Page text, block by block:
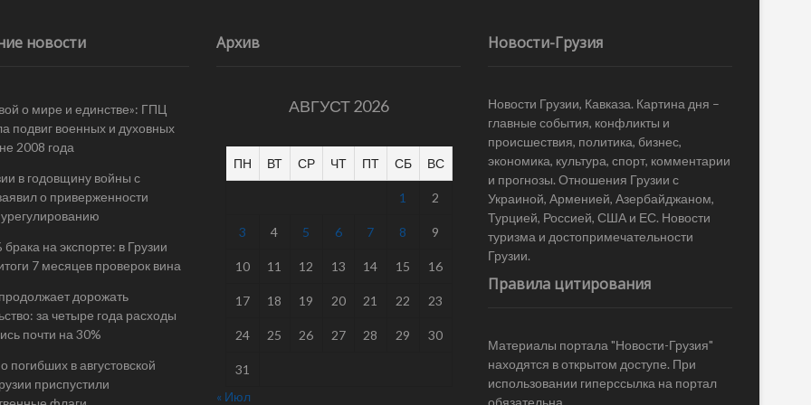
новости
о мире и единстве»: ГПЦ
подвиг военных и духовных
2008 года
в годовщину войны с
о приверженности
на экспорте: в Грузии
7 месяцев проверок вина
дорожать
за четыре года расходы
почти на 30%
погибших в августовской
приспустили
Архив
АВГУСТ 2026
ПН ВТ СР ЧТ ПТ СБ ВС
1 2
3 4 5 6 7 8 9
10 11 12 13 14 15 16
17 18 19 20 21 22 23
24 25 26 27 28 29 30
31
« Июл
Новости-Грузия
Новости Грузии, Кавказа. Картина дня –
главные события, конфликты и
происшествия, политика, бизнес,
экономика, культура, спорт, комментарии
и прогнозы. Отношения Грузии с
Украиной, Арменией, Азербайджаном,
Турцией, Россией, США и ЕС. Новости
туризма и достопримечательности
Грузии.
Правила цитирования
Материалы портала "Новости-Грузия"
находятся в открытом доступе. При
использовании гиперссылка на портал